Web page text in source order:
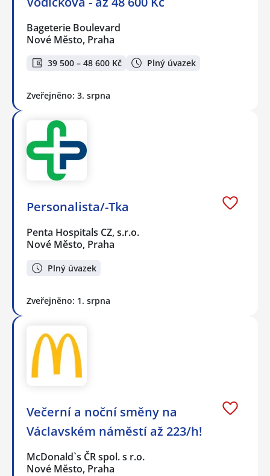
Bageterie Boulevard
Nové Město, Praha
39 500 – 48 600 Kč Plný úvazek
Zveřejněno: 3. srpna
Personalista/-Tka
Penta Hospitals CZ, s.r.o.
Nové Město, Praha
Plný úvazek
Zveřejněno: 1. srpna
Večerní a noční směny na
Václavském náměstí až 223/h!
McDonald`s ČR spol. s r.o.
Nové Město, Praha